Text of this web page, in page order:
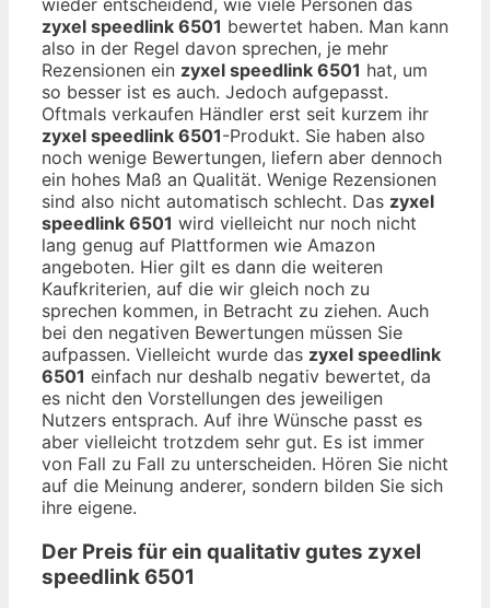
wieder entscheidend, wie viele Personen das
zyxel speedlink 6501 bewertet haben. Man kann
also in der Regel davon sprechen, je mehr
Rezensionen ein zyxel speedlink 6501 hat, um
so besser ist es auch. Jedoch aufgepasst.
Oftmals verkaufen Händler erst seit kurzem ihr
zyxel speedlink 6501-Produkt. Sie haben also
noch wenige Bewertungen, liefern aber dennoch
ein hohes Maß an Qualität. Wenige Rezensionen
sind also nicht automatisch schlecht. Das zyxel
speedlink 6501 wird vielleicht nur noch nicht
lang genug auf Plattformen wie Amazon
angeboten. Hier gilt es dann die weiteren
Kaufkriterien, auf die wir gleich noch zu
sprechen kommen, in Betracht zu ziehen. Auch
bei den negativen Bewertungen müssen Sie
aufpassen. Vielleicht wurde das zyxel speedlink
6501 einfach nur deshalb negativ bewertet, da
es nicht den Vorstellungen des jeweiligen
Nutzers entsprach. Auf ihre Wünsche passt es
aber vielleicht trotzdem sehr gut. Es ist immer
von Fall zu Fall zu unterscheiden. Hören Sie nicht
auf die Meinung anderer, sondern bilden Sie sich
ihre eigene.
Der Preis für ein qualitativ gutes zyxel
speedlink 6501